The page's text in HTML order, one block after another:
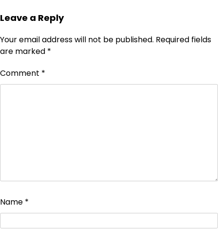
Leave a Reply
Your email address will not be published. Required fields
are marked *
Comment *
Name *